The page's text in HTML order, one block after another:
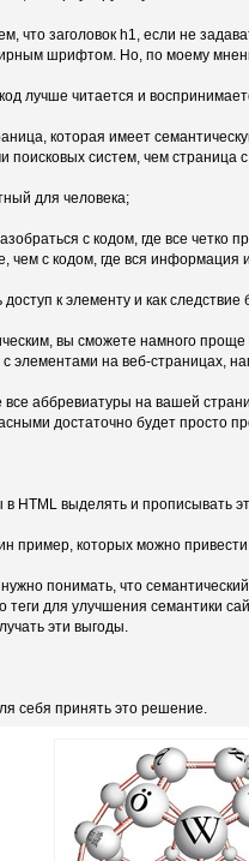
что заголовок h1, если не
шрифтом. Но, по моему
лучше читается и
которая имеет
поисковых систем, чем страница
для человека;
с кодом, где все четко
чем с кодом, где вся
к элементу и как следствие
вы сможете намного
элементами на веб-страницах,
все аббревиатуры на вашей
достаточно будет просто
в HTML выделять и прописывать
пример, которых можно привести
понимать, что
теги для улучшения семантики
эти выгоды.
себя принять это решение.